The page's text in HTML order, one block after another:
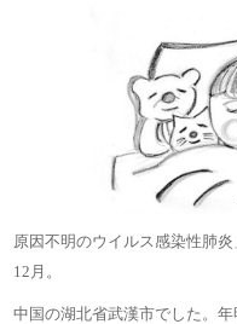
原因不明のウイルス感染性肺
12月。
中国の湖北省武漢市でした。